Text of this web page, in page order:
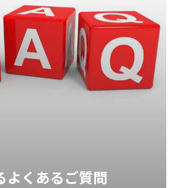
よくあるご質問